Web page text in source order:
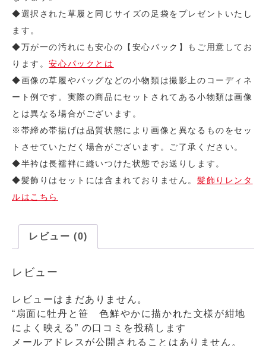
◆選択された草履と同じサイズの足袋をプレゼントいたし
ます。
◆万が一の汚れにも安心の【安心パック】もご用意してお
ります。安心パックとは
◆画像の草履やバッグなどの小物類は撮影上のコーディネ
ート例です。実際の商品にセットされてある小物類は画像
とは異なる場合がございます。
※帯締め帯揚げは品質状態により画像と異なるものをセッ
トさせていただく場合がございます。ご了承ください。
◆半衿は長襦袢に縫いつけた状態でお送りします。
◆髪飾りはセットには含まれておりません。 髪飾りレンタ
ルはこちら
レビュー (0)
レビュー
レビューはまだありません。
“扇面に牡丹と笹 色鮮やかに描かれた文様が紺地
によく映える” の口コミを投稿します
メールアドレスが公開されることはありません。